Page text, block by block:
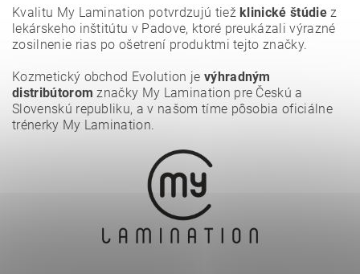
Kvalitu My Lamination potvrdzujú tiež klinické štúdiez
lekárskeho inštitútu v Padove, ktoré preukázali výrazné
zosilnenie rias po ošetrení produktmi tejto značky.
Kozmetický obchod Evolution je výhradným
distribútorom značky My Lamination pre Českú a
Slovenskú republiku, a v našom tíme pôsobia oficiálne
trénerky My Lamination.